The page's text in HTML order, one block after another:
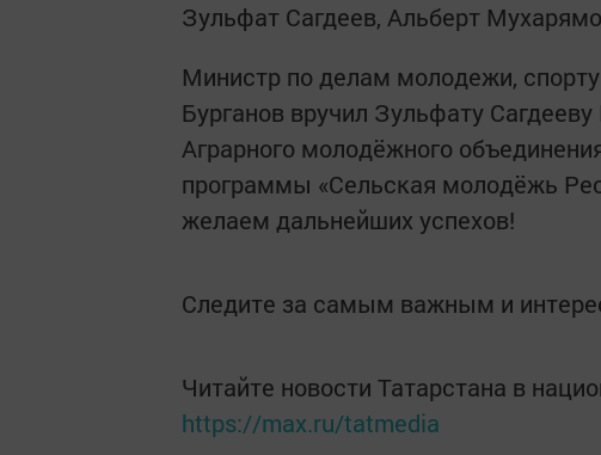
Зульфат Сагдеев, Альберт
Министр по делам молодежи,
Бурганов вручил Зульфату
Аграрного молодёжного
программы «Сельская молодёжь
желаем дальнейших успехов!
Следите за самым важным и
Читайте новости Татарстана в
https://max.ru/tatmedia